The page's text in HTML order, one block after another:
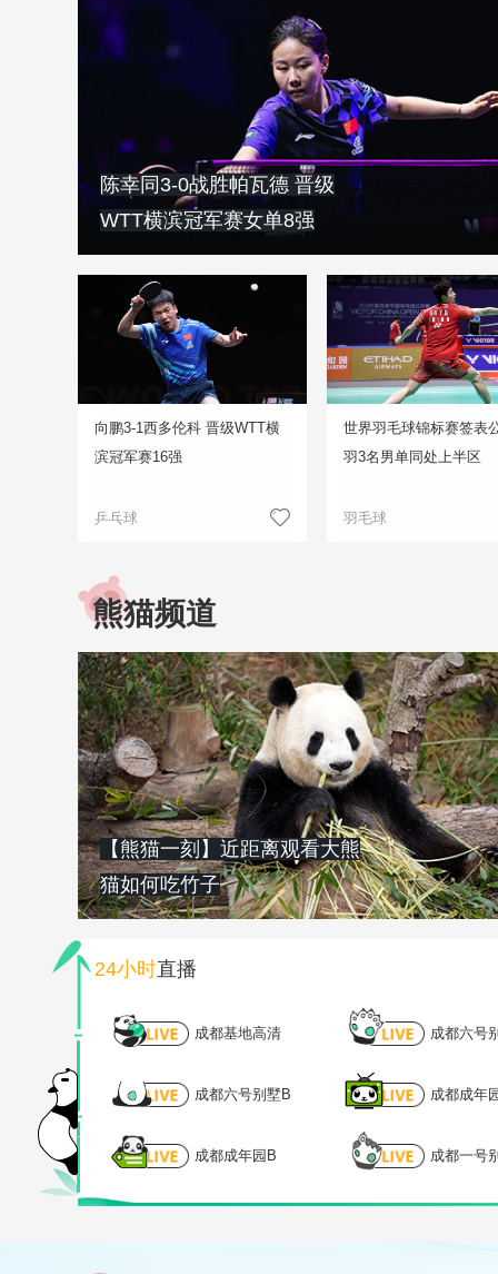
陈幸同3-0战胜帕瓦德 晋级
WTT横滨冠军赛女单8强
向鹏3-1西多伦科 晋级WTT横
滨冠军赛16强
乒乓球
世界羽毛球锦标赛签表
羽3名男单同处上半区
羽毛球
熊猫频道
【熊猫一刻】近距离观看大熊
猫如何吃竹子
24小时直播
成都基地高清 成都六号
成都六号别墅B 成都成年
成都成年园B 成都一号